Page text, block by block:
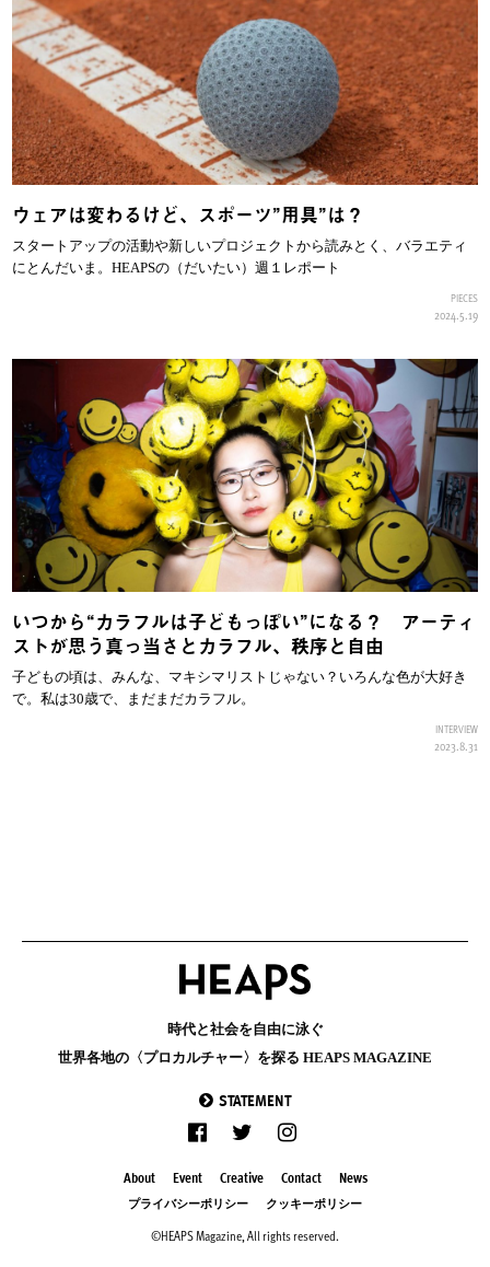
ウェアは変わるけど、スポーツ”用具”は？
スタートアップの活動や新しいプロジェクトから読みとく、バラエティ
にとんだいま。HEAPSの（だいたい）週１レポート
PIECES
2024.5.19
いつから“カラフルは子どもっぽい”になる？ アーティ
ストが思う真っ当さとカラフル、秩序と自由
子どもの頃は、みんな、マキシマリストじゃない？いろんな色が大好き
で。私は30歳で、まだまだカラフル。
INTERVIEW
2023.8.31
時代と社会を自由に泳ぐ
世界各地の〈プロカルチャー〉を探る HEAPS MAGAZINE
STATEMENT
About Event Creative Contact News
プライバシーポリシー クッキーポリシー
©HEAPS Magazine, All rights reserved.